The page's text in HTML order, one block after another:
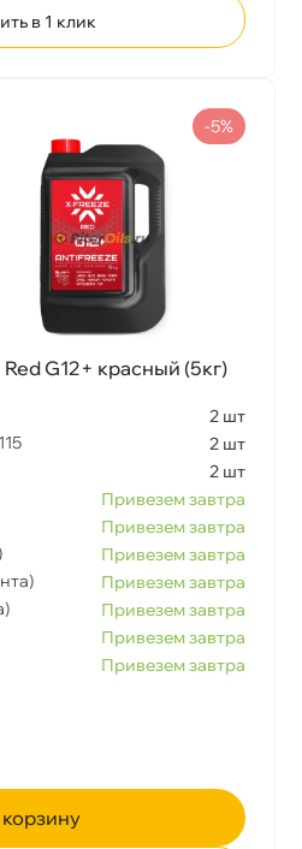
в 1 клик
G12+ красный (5кг)
2 шт
2 шт
2 шт
Привезем завтра
Привезем завтра
Привезем завтра
Привезем завтра
Привезем завтра
Привезем завтра
Привезем завтра
-5%